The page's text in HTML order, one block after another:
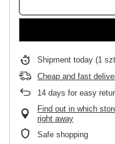
Shipment today (1
Cheap and fast
14 days for easy
Find out in which
right away
Safe shopping